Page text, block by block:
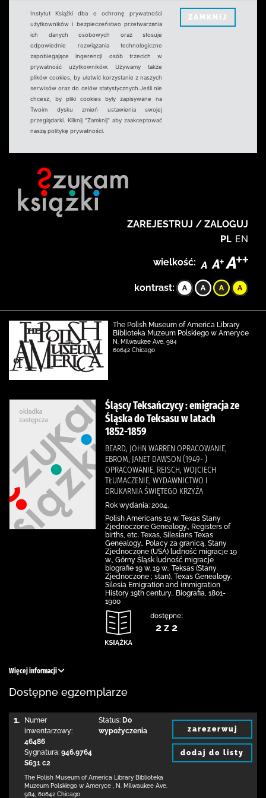
Instytut Książki dba o ochronę prywatności
użytkowników i bezpieczeństwo przetwarzania
ich danych osobowych oraz stosuje
odpowiednie rozwiązania technologiczne
zapobiegające ingerencji osób trzecich w
prywatność użytkowników. Używamy także
plików cookies, by ułatwić korzystanie z naszych
serwisów oraz do celów statystycznych.Jeśli nie
chcesz, by pliki cookies były zapisywane na
Twoim dysku zmień ustawienia swojej
przeglądarki. Kliknij "Zamknij" aby zaakceptować
naszą politykę prywatności.
ZAMKNIJ
ZAREJESTRUJ / ZALOGUJ
PL EN
wielkość:
kontrast:
The Polish Museum of America Library
Biblioteka Muzeum Polskiego w Ameryce
N. Milwaukee Ave. 984
60642 Chicago
Śląscy Teksańczycy : emigracja ze
Śląska do Teksasu w latach
1852-1859
BEARD, JOHN WARREN OPRACOWANIE,
EBROM, JANET DAWSON (1949- )
OPRACOWANIE, REISCH, WOJCIECH
TŁUMACZENIE, WYDAWNICTWO I
DRUKARNIA ŚWIĘTEGO KRZYŻA
Rok wydania: 2004.
Polish Americans 19 w. Texas Stany
Zjednoczone Genealogy., Registers of
births, etc. Texas, Silesians Texas
Genealogy., Polacy za granicą, Stany
Zjednoczone (USA) ludność migracje 19
w., Górny Śląsk ludność migracje
biografie 19 w. 19 w., Teksas (Stany
Zjednoczone ; stan), Texas Genealogy,
Silesia Emigration and immigration
History 19th century., Biografia, 1801-
1900
dostępne:
2 z 2
Więcej informacji
Dostępne egzemplarze
1.
Numer
inwentarzowy:
46486
Sygnatura: 946.9764
S631 c2
Status: Do
wypożyczenia
The Polish Museum of America Library Biblioteka
Muzeum Polskiego w Ameryce
N. Milwaukee Ave.
984 60642 Chicago
zarezerwuj
dodaj do listy